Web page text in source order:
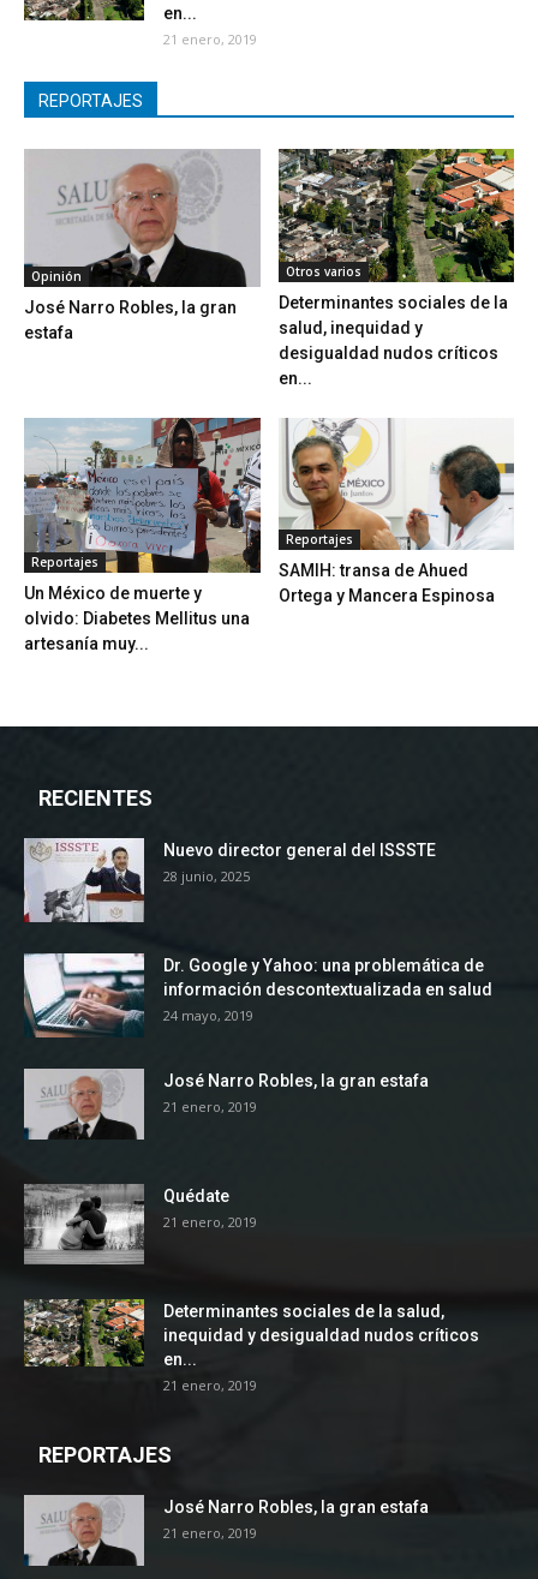
en...
21 enero, 2019
REPORTAJES
Opinión
José Narro Robles, la gran
estafa
Otros varios
Determinantes sociales de la
salud, inequidad y
desigualdad nudos críticos
en...
Reportajes
Un México de muerte y
olvido: Diabetes Mellitus una
artesanía muy...
Reportajes
SAMIH: transa de Ahued
Ortega y Mancera Espinosa
RECIENTES
Nuevo director general del ISSSTE
28 junio, 2025
Dr. Google y Yahoo: una problemática de
información descontextualizada en salud
24 mayo, 2019
José Narro Robles, la gran estafa
21 enero, 2019
Quédate
21 enero, 2019
Determinantes sociales de la salud,
inequidad y desigualdad nudos críticos
en...
21 enero, 2019
REPORTAJES
José Narro Robles, la gran estafa
21 enero, 2019